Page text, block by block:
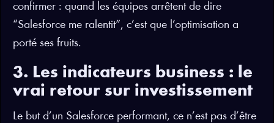
confirmer : quand les équipes arrêtent de dire
“Salesforce me ralentit”, c’est que l’optimisation a
porté ses fruits.
3. Les indicateurs business : le
vrai retour sur investissement
Le but d’un Salesforce performant, ce n’est pas d’être